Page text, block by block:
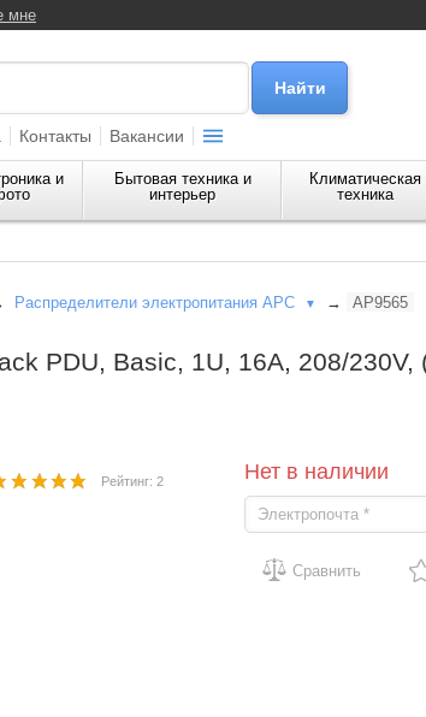
мне
Контакты Вакансии
и
Бытовая техника и
интерьер
Климатическая
техника
Распределители электропитания APC ▼ → AP9565
PDU, Basic, 1U, 16A, 208/230V,
Рейтинг: 2 Нет в наличии
Сравнить